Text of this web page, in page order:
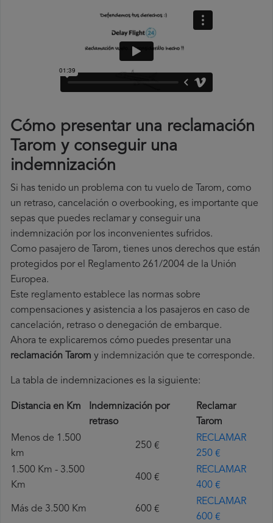
Cómo presentar una reclamación
Tarom y conseguir una
indemnización
Si has tenido un problema con tu vuelo de Tarom, como
un retraso, cancelación o overbooking, es importante que
sepas que puedes reclamar y conseguir una
indemnización por los inconvenientes sufridos.
Como pasajero de Tarom, tienes unos derechos que están
protegidos por el Reglamento 261/2004 de la Unión
Europea.
Este reglamento establece las normas sobre
compensaciones y asistencia a los pasajeros en caso de
cancelación, retraso o denegación de embarque.
Ahora te explicaremos cómo puedes presentar una
reclamación Tarom y indemnización que te corresponde.
La tabla de indemnizaciones es la siguiente:
Distancia en Km
Indemnización por
retraso
Reclamar
Tarom
Menos de 1.500
km
250 €
RECLAMAR
250 €
1.500 Km - 3.500
Km
400 €
RECLAMAR
400 €
Más de 3.500 Km 600 €
RECLAMAR
600 €